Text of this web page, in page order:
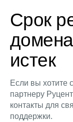
Срок
истек
Если вы хотите
партнеру
контакты для
поддержки.